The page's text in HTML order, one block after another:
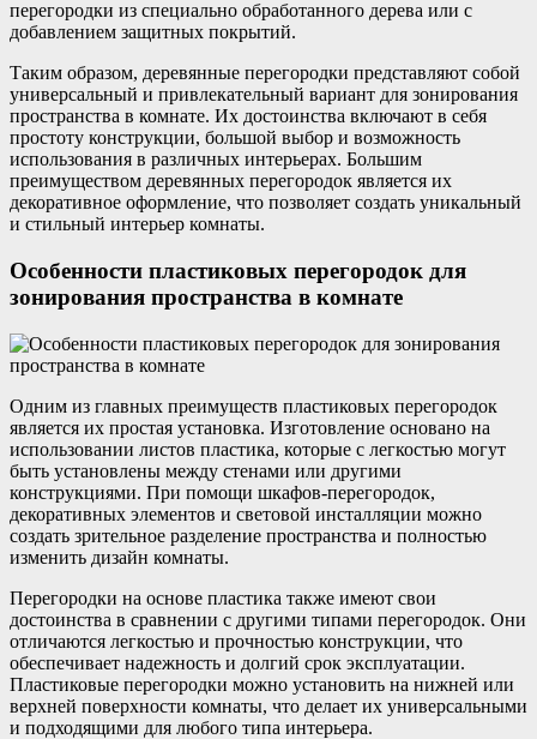
перегородки из специально обработанного дерева или с
добавлением защитных покрытий.
Таким образом, деревянные перегородки представляют собой
универсальный и привлекательный вариант для зонирования
пространства в комнате. Их достоинства включают в себя
простоту конструкции, большой выбор и возможность
использования в различных интерьерах. Большим
преимуществом деревянных перегородок является их
декоративное оформление, что позволяет создать уникальный
и стильный интерьер комнаты.
Особенности пластиковых перегородок для
зонирования пространства в комнате
Одним из главных преимуществ пластиковых перегородок
является их простая установка. Изготовление основано на
использовании листов пластика, которые с легкостью могут
быть установлены между стенами или другими
конструкциями. При помощи шкафов-перегородок,
декоративных элементов и световой инсталляции можно
создать зрительное разделение пространства и полностью
изменить дизайн комнаты.
Перегородки на основе пластика также имеют свои
достоинства в сравнении с другими типами перегородок. Они
отличаются легкостью и прочностью конструкции, что
обеспечивает надежность и долгий срок эксплуатации.
Пластиковые перегородки можно установить на нижней или
верхней поверхности комнаты, что делает их универсальными
и подходящими для любого типа интерьера.